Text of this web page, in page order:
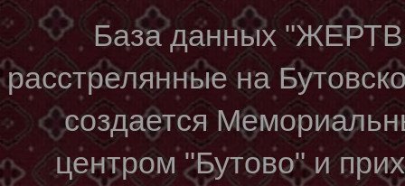
База данных
расстрелянные на
создается
центром "Бутово" и